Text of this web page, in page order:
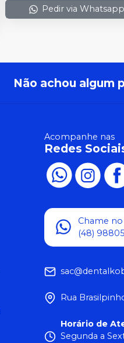
Pedir via Whatsapp
Não achou algum
Acompanhe nas
Redes
Chame no
(48)
Rua
Horário de
Segunda a